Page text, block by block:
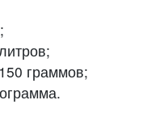
граммов;